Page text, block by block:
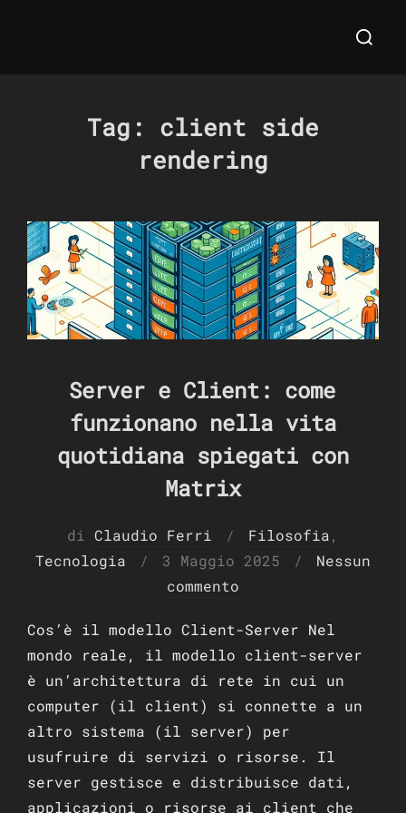
Cerca
Tag: client side
rendering
Server e Client: come
funzionano nella vita
quotidiana spiegati con
Matrix
di Claudio Ferri Filosofia,
Tecnologia
Pubblicato
il
3 Maggio 2025
Nessun
commento
Cos’è il modello Client-Server Nel
mondo reale, il modello client-server
è un’architettura di rete in cui un
computer (il client) si connette a un
altro sistema (il server) per
usufruire di servizi o risorse. Il
server gestisce e distribuisce dati,
applicazioni o risorse ai client che